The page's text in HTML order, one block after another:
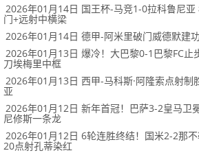
2026年01月14日 国王杯-马竞1-0拉科鲁尼
门+远射中横梁
2026年01月14日 德甲-阿米里破门威德默建
2026年01月13日 爆冷！大巴黎0-1巴黎FC止
刀埃梅里中框
2026年01月13日 西甲-马科斯·阿隆索点射制
亚
2026年01月12日 新年首冠！巴萨3-2皇马卫
尼修斯一条龙
2026年01月12日 6轮连胜终结！国米2-2那
20点射孔蒂染红